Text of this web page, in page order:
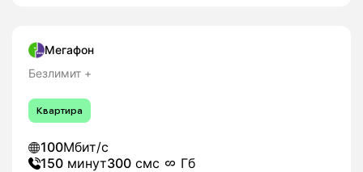
Мегафон
Безлимит +
Квартира
100Мбит/с
150 минут300 смс Гб